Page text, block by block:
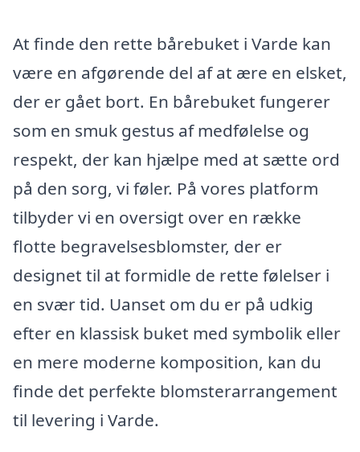
At finde den rette bårebuket i Varde kan
være en afgørende del af at ære en elsket,
der er gået bort. En bårebuket fungerer
som en smuk gestus af medfølelse og
respekt, der kan hjælpe med at sætte ord
på den sorg, vi føler. På vores platform
tilbyder vi en oversigt over en række
flotte begravelsesblomster, der er
designet til at formidle de rette følelser i
en svær tid. Uanset om du er på udkig
efter en klassisk buket med symbolik eller
en mere moderne komposition, kan du
finde det perfekte blomsterarrangement
til levering i Varde.